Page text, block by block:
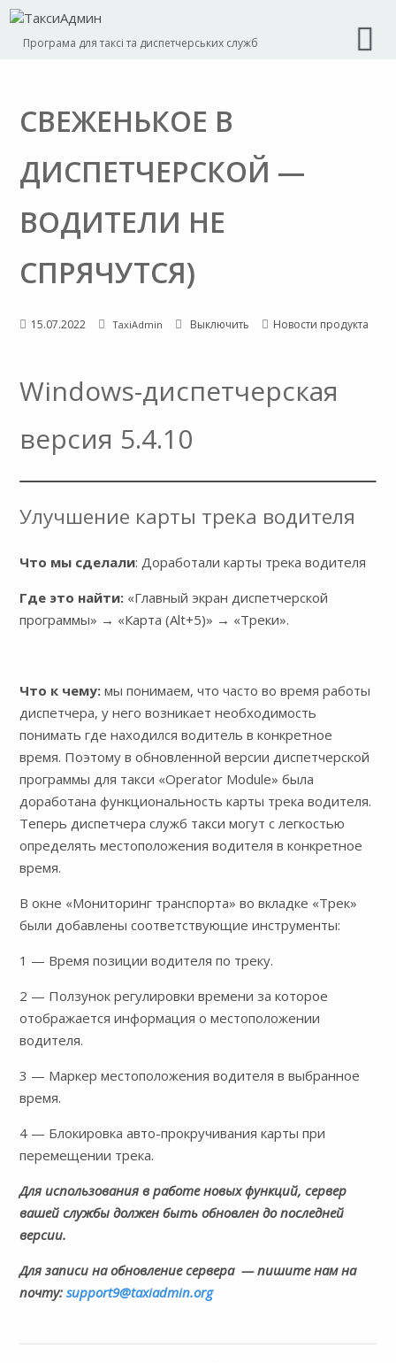
Програма для таксі та диспетчерських служб
СВЕЖЕНЬКОЕ В
ДИСПЕТЧЕРСКОЙ —
ВОДИТЕЛИ НЕ
СПРЯЧУТСЯ)
15.07.2022 TaxiAdmin Выключить Новости продукта
Windows-диспетчерская
версия 5.4.10
Улучшение карты трека водителя
Что мы сделали: Доработали карты трека водителя
Где это найти: «Главный экран диспетчерской
программы» → «Карта (Alt+5)» → «Треки».
Что к чему: мы понимаем, что часто во время работы
диспетчера, у него возникает необходимость
понимать где находился водитель в конкретное
время. Поэтому в обновленной версии диспетчерской
программы для такси «Operator Module» была
доработана функциональность карты трека водителя.
Теперь диспетчера служб такси могут с легкостью
определять местоположения водителя в конкретное
время.
В окне «Мониторинг транспорта» во вкладке «Трек»
были добавлены соответствующие инструменты:
1 — Время позиции водителя по треку.
2 — Ползунок регулировки времени за которое
отображается информация о местоположении
водителя.
3 — Маркер местоположения водителя в выбранное
время.
4 — Блокировка авто-прокручивания карты при
перемещении трека.
Для использования в работе новых функций, сервер
вашей службы должен быть обновлен до последней
версии.
Для записи на обновление сервера — пишите нам на
почту: support9@taxiadmin.org